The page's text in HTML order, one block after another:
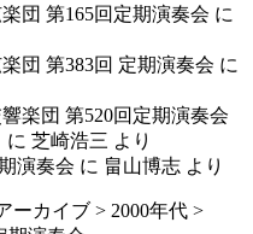
団 第165回定期演奏会 に
団 第383回 定期演奏会 に
楽団 第520回定期演奏会
に 芝崎浩三 より
演奏会 に 畠山博志 より
ーカイブ > 2000年代 >